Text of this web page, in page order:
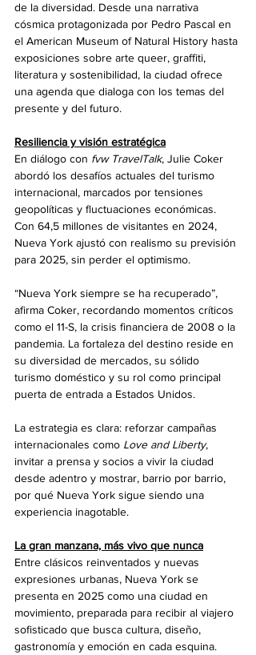
de la diversidad. Desde una narrativa
cósmica protagonizada por Pedro Pascal en
el American Museum of Natural History hasta
exposiciones sobre arte queer, graffiti,
literatura y sostenibilidad, la ciudad ofrece
una agenda que dialoga con los temas del
presente y del futuro.
Resiliencia y visión estratégica
En diálogo con fvw TravelTalk, Julie Coker
abordó los desafíos actuales del turismo
internacional, marcados por tensiones
geopolíticas y fluctuaciones económicas.
Con 64,5 millones de visitantes en 2024,
Nueva York ajustó con realismo su previsión
para 2025, sin perder el optimismo.
“Nueva York siempre se ha recuperado”,
afirma Coker, recordando momentos críticos
como el 11-S, la crisis financiera de 2008 o la
pandemia. La fortaleza del destino reside en
su diversidad de mercados, su sólido
turismo doméstico y su rol como principal
puerta de entrada a Estados Unidos.
La estrategia es clara: reforzar campañas
internacionales como Love and Liberty,
invitar a prensa y socios a vivir la ciudad
desde adentro y mostrar, barrio por barrio,
por qué Nueva York sigue siendo una
experiencia inagotable.
La gran manzana, más vivo que nunca
Entre clásicos reinventados y nuevas
expresiones urbanas, Nueva York se
presenta en 2025 como una ciudad en
movimiento, preparada para recibir al viajero
sofisticado que busca cultura, diseño,
gastronomía y emoción en cada esquina.